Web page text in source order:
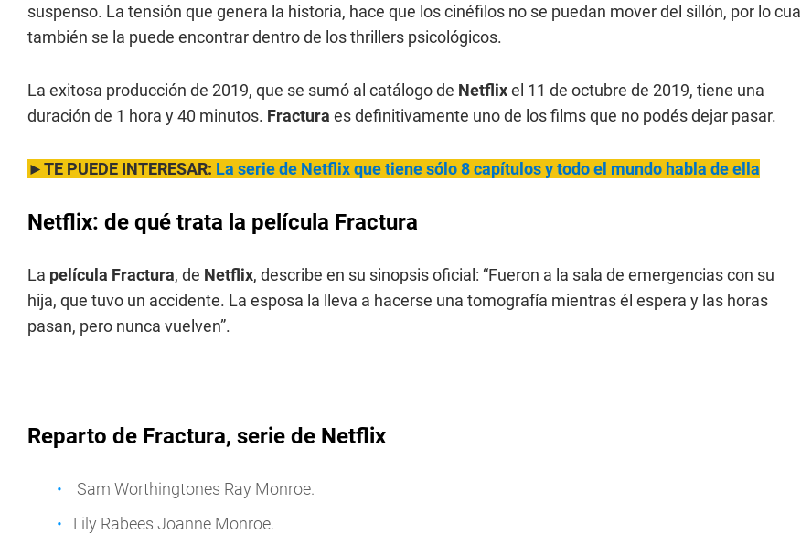
suspenso. La tensión que genera la historia, hace que los cinéfilos no se puedan mover del sillón, por lo cual
también se la puede encontrar dentro de los thrillers psicológicos.
La exitosa producción de 2019, que se sumó al catálogo de Netflixel 11 de octubre de 2019, tiene una
duración de 1 hora y 40 minutos. Fractura es definitivamente uno de los films que no podés dejar pasar.
►TE PUEDE INTERESAR: La serie de Netflix que tiene sólo 8 capítulos y todo el mundo habla de ella
Netflix: de qué trata la película Fractura
La película Fractura, de Netflix, describe en su sinopsis oficial: “Fueron a la sala de emergencias con su
hija, que tuvo un accidente. La esposa la lleva a hacerse una tomografía mientras él espera y las horas
pasan, pero nunca vuelven”.
Reparto de Fractura, serie de Netflix
Sam Worthingtones Ray Monroe.
Lily Rabees Joanne Monroe.